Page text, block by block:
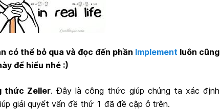
có thể bỏ qua và đọc đến phần Implement luôn cũng
để hiểu nhé :)
thức Zeller. Đây là công thức giúp chúng ta xác định
giải quyết vấn đề thứ 1 đã đề cập ở trên.